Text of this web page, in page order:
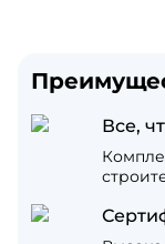
Все,